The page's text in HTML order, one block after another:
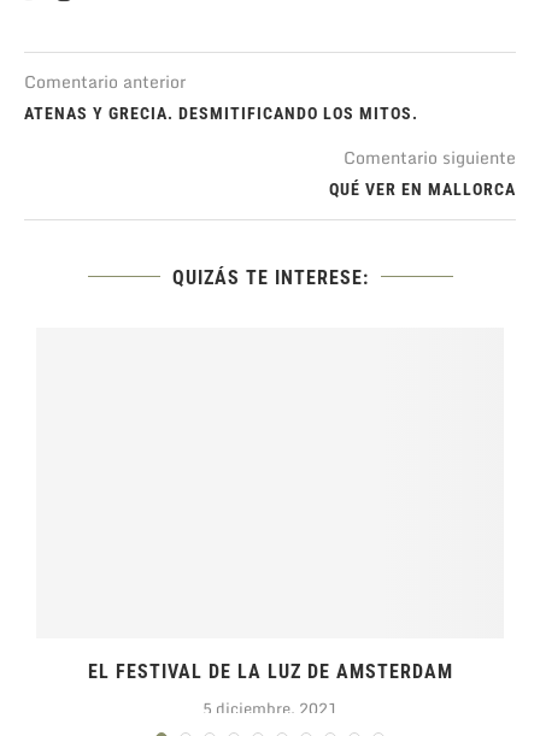
Comentario anterior
ATENAS Y GRECIA. DESMITIFICANDO LOS MITOS.
Comentario siguiente
QUÉ VER EN MALLORCA
QUIZÁS TE INTERESE:
EL FESTIVAL DE LA LUZ DE AMSTERDAM
5 diciembre, 2021